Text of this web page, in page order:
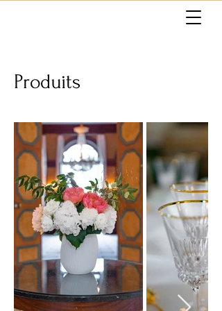
Produits